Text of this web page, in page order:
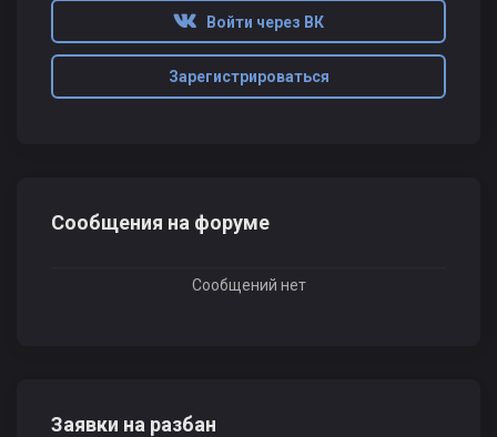
Войти через ВК
Зарегистрироваться
Сообщения на форуме
Сообщений нет
Заявки на разбан